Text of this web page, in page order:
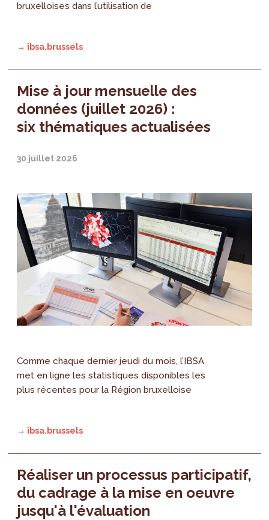
bruxelloises dans l’utilisation de
→ ibsa.brussels
Mise à jour mensuelle des
données (juillet 2026) :
six thématiques actualisées
30 juillet 2026
Comme chaque dernier jeudi du mois, l’IBSA
met en ligne les statistiques disponibles les
plus récentes pour la Région bruxelloise
→ ibsa.brussels
Réaliser un processus participatif,
du cadrage à la mise en oeuvre
jusqu'à l'évaluation